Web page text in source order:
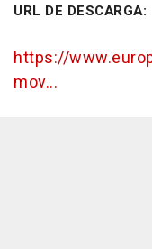
URL DE DESCARGA:
https://
mov...